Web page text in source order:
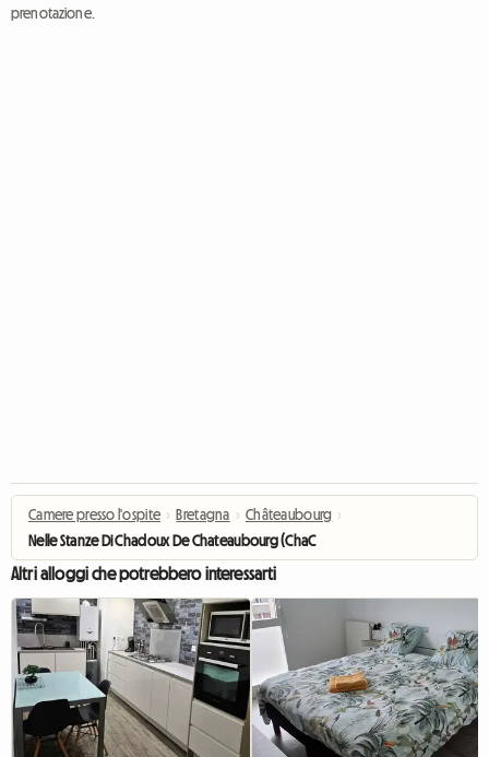
prenotazione.
Camere presso l'ospite › Bretagna › Châteaubourg ›
Nelle Stanze Di Chadoux De Chateaubourg (ChaChaCha) (copia)
Altri alloggi che potrebbero interessarti